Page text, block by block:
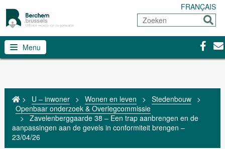
FRANÇAIS
Zoeken
Sturen
Menu
> U – inwoner > Wonen en leven > Stedenbouw
>
Openbaar onderzoek & Overlegcommissie
> Zavelenberggaarde 38 – Een trap aanbrengen en de
aanpassingen aan de gevels in conformiteit brengen –
23/04/26